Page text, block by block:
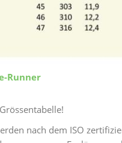
Runner
nach dem ISO